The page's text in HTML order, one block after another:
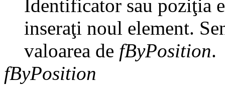
Identificator sau poziţia
inseraţi noul element.
valoarea de fByPosition.
fByPosition